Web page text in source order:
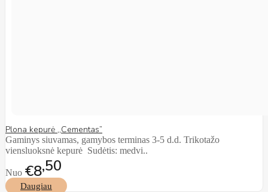
Plona kepurė ,,Cementas”
Gaminys siuvamas, gamybos terminas 3-5 d.d. Trikotažo
viensluoksnė kepurė Sudėtis: medvi..
Nuo €850
Daugiau